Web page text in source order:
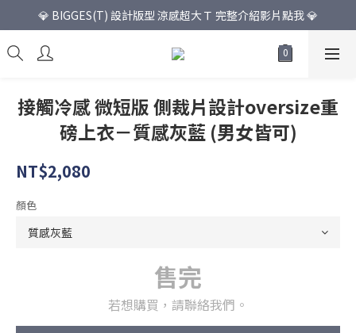
💎 BIGGES(T) 設計版型 涼感超大Ｔ 完整介紹影片點我 💎
接觸冷感 微短版 側裁片設計oversize重
磅上衣－質感灰藍 (男女皆可)
NT$2,080
顏色
售完
若想購買，請聯絡我們。